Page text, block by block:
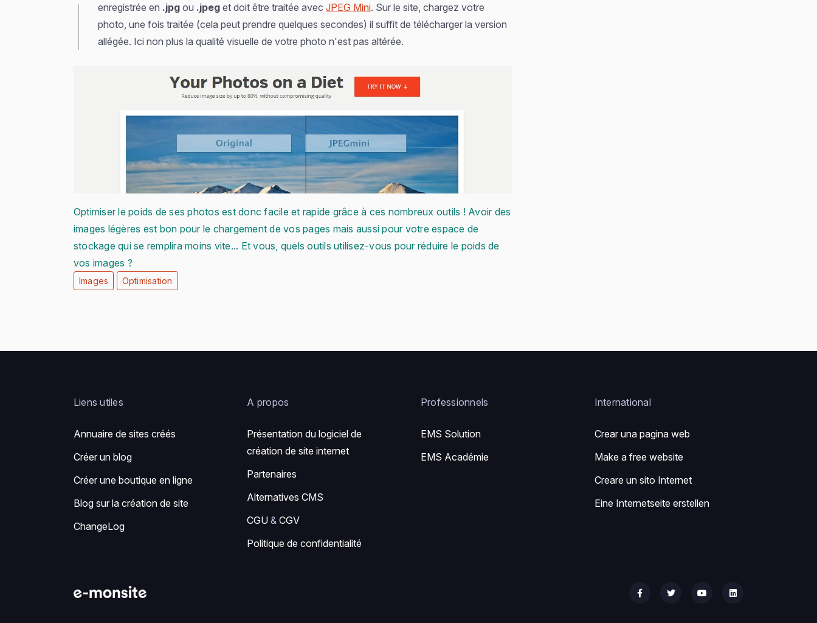
enregistrée en .jpgou .jpeget doit être traitée avec JPEG Mini. Sur le site, chargez votre
photo, une fois traitée (cela peut prendre quelques secondes) il suffit de télécharger la version
allégée. Ici non plus la qualité visuelle de votre photo n'est pas altérée.
Optimiser le poids de ses photos est donc facile et rapide grâce à ces nombreux outils ! Avoir des
images légères est bon pour le chargement de vos pages mais aussi pour votre espace de
stockage qui se remplira moins vite... Et vous, quels outils utilisez-vous pour réduire le poids de
vos images ?
Images Optimisation
Liens utiles
Annuaire de sites créés
Créer un blog
Créer une boutique en ligne
Blog sur la création de site
ChangeLog
A propos
Présentation du logiciel de
création de site internet
Partenaires
Alternatives CMS
CGU &CGV
Politique de confidentialité
Professionnels
EMS Solution
EMS Académie
International
Crear una pagina web
Make a free website
Creare un sito Internet
Eine Internetseite erstellen